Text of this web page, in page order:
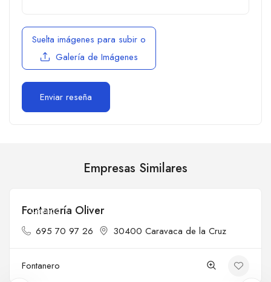
Suelta imágenes para subir o
Galería de Imágenes
Empresas Similares
Cerrado
Fontanería Oliver
695 70 97 26 30400 Caravaca de la Cruz
Fontanero